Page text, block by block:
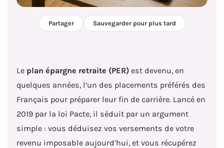
Partager Sauvegarder pour plus tard
Le plan épargne retraite (PER) est devenu, en
quelques années, l’un des placements préférés des
Français pour préparer leur fin de carrière. Lancé en
2019 par la loi Pacte, il séduit par un argument
simple : vous déduisez vos versements de votre
revenu imposable aujourd’hui, et vous récupérez